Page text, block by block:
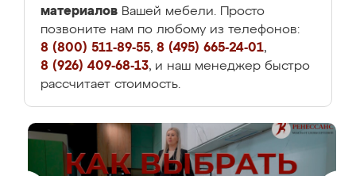
материалов Вашей мебели. Просто
позвоните нам по любому из телефонов:
8 (800) 511-89-55, 8 (495) 665-24-01,
8 (926) 409-68-13, и наш менеджер быстро
рассчитает стоимость.